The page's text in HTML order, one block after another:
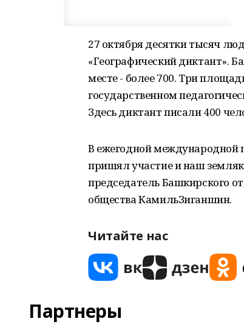
27 октября десятки тысяч
«Географический диктант».
месте - более 700. Три
государственном
Здесь диктант писали 400
В ежегодной международной
пришял участие и наш земляк
председатель Башкирского
общества КамильЗиганшин.
Читайте нас
Партнеры